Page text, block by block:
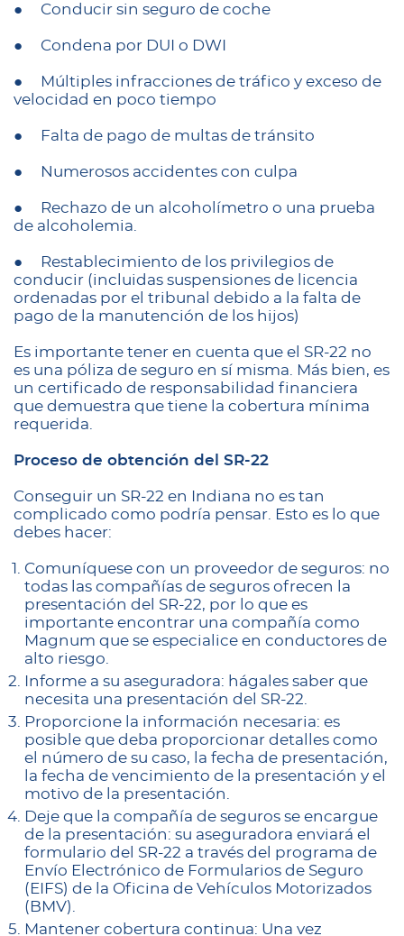
● Conducir sin seguro de coche
● Condena por DUI o DWI
● Múltiples infracciones de tráfico y exceso de
velocidad en poco tiempo
● Falta de pago de multas de tránsito
● Numerosos accidentes con culpa
● Rechazo de un alcoholímetro o una prueba
de alcoholemia.
● Restablecimiento de los privilegios de
conducir (incluidas suspensiones de licencia
ordenadas por el tribunal debido a la falta de
pago de la manutención de los hijos)
Es importante tener en cuenta que el SR-22 no
es una póliza de seguro en sí misma. Más bien, es
un certificado de responsabilidad financiera
que demuestra que tiene la cobertura mínima
requerida.
Proceso de obtención del SR-22
Conseguir un SR-22 en Indiana no es tan
complicado como podría pensar. Esto es lo que
debes hacer:
Comuníquese con un proveedor de seguros: no
todas las compañías de seguros ofrecen la
presentación del SR-22, por lo que es
importante encontrar una compañía como
Magnum que se especialice en conductores de
alto riesgo.
Informe a su aseguradora: hágales saber que
necesita una presentación del SR-22.
Proporcione la información necesaria: es
posible que deba proporcionar detalles como
el número de su caso, la fecha de presentación,
la fecha de vencimiento de la presentación y el
motivo de la presentación.
Deje que la compañía de seguros se encargue
de la presentación: su aseguradora enviará el
formulario del SR-22 a través del programa de
Envío Electrónico de Formularios de Seguro
(EIFS) de la Oficina de Vehículos Motorizados
(BMV).
Mantener cobertura continua: Una vez